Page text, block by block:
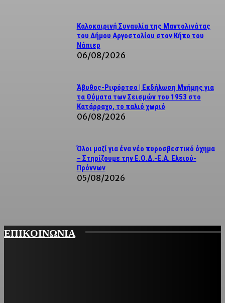
Καλοκαιρινή Συναυλία της Μαντολινάτας
του Δήμου Αργοστολίου στον Κήπο του
Νάπιερ
06/08/2026
Άβυθος-Ριφόρτσο | Εκδήλωση Μνήμης για
τα Θύματα των Σεισμών του 1953 στο
Κατάρραχο, το παλιό χωριό
06/08/2026
Όλοι μαζί για ένα νέο πυροσβεστικό όχημα
– Στηρίζουμε την Ε.Ο.Δ.-Ε.Α. Ελειού-
Πρόννων
05/08/2026
ΕΠΙΚΟΙΝΩΝΙΑ